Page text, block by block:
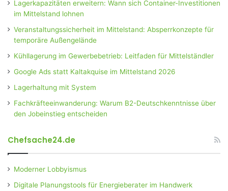
Lagerkapazitäten erweitern: Wann sich Container-Investitionen
im Mittelstand lohnen
Veranstaltungssicherheit im Mittelstand: Absperrkonzepte für
temporäre Außengelände
Kühllagerung im Gewerbebetrieb: Leitfaden für Mittelständler
Google Ads statt Kaltakquise im Mittelstand 2026
Lagerhaltung mit System
Fachkräfteeinwanderung: Warum B2-Deutschkenntnisse über
den Jobeinstieg entscheiden
Chefsache24.de
Moderner Lobbyismus
Digitale Planungstools für Energieberater im Handwerk